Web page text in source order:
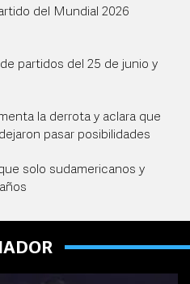
del Mundial 2026
partidos del 25 de junio y
la derrota y aclara que
pasar posibilidades
solo sudamericanos y